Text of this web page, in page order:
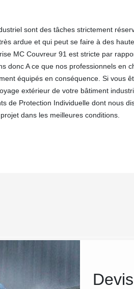
sont des tâches strictement
ardue et qui peut se faire à des
MC Couvreur 91 est stricte par
donc A ce que nos professionnels en
équipés en conséquence. Si vous
extérieur de votre bâtiment
de Protection Individuelle dont nous
dans les meilleures conditions.